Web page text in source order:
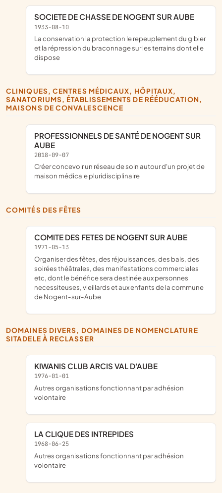
SOCIETE DE CHASSE DE NOGENT SUR AUBE
1933-08-10
la conservation la protection le repeuplement du gibier
et la répression du braconnage sur les terrains dont elle
dispose
CLINIQUES, CENTRES MÉDICAUX, HÔPITAUX,
SANATORIUMS, ÉTABLISSEMENTS DE RÉÉDUCATION,
MAISONS DE CONVALESCENCE
PROFESSIONNELS DE SANTÉ DE NOGENT SUR
AUBE
2018-09-07
créer concevoir un réseau de soin autour d'un projet de
maison médicale pluridisciplinaire
COMITÉS DES FÊTES
COMITE DES FETES DE NOGENT SUR AUBE
1971-05-13
organiser des fêtes, des réjouissances, des bals, des
soirées théâtrales, des manifestations commerciales
etc, dont le bénéfice sera destinée aux personnes
necessiteuses, vieillards et aux enfants de la commune
de Nogent-sur-Aube
DOMAINES DIVERS, DOMAINES DE NOMENCLATURE
SITADELE À RECLASSER
KIWANIS CLUB ARCIS VAL D'AUBE
1976-01-01
Autres organisations fonctionnant par adhésion
volontaire
LA CLIQUE DES INTREPIDES
1968-06-25
Autres organisations fonctionnant par adhésion
volontaire